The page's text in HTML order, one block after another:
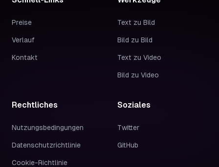
Preise
Verlauf
Kontakt
Text zu Bild
Bild zu Bild
Text zu Video
Bild zu Video
Rechtliches
Nutzungsbedingungen
Datenschutzrichtlinie
Cookie-Richtlinie
Soziales
Twitter
GitHub